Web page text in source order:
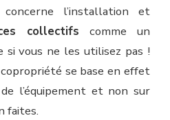
l’installation et
collectifs comme un
si vous ne les utilisez pas !
se base en effet
l’équipement et non sur
faites.